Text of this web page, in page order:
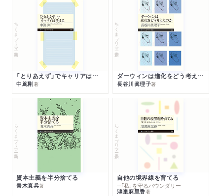
ちくまプリマー新書
「とりあえず」でキャリアは決まる
中嶌剛著
ちくまプリマー新書
ダーウィンは進化をどう考えたのか
長谷川眞理子著
ちくまプリマー新書
資本主義を半分捨てる
青木真兵著
ちくまプリマー新書
自他の境界線を育てる
─「私」を守るバウンダリー
鴻巣麻里香著